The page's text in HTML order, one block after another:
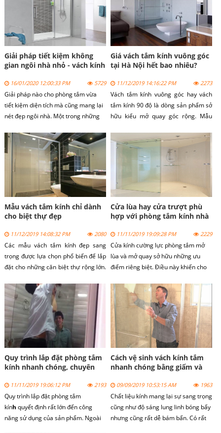
Giải pháp tiết kiệm không
gian ngôi nhà nhỏ - vách kính
16/01/2020 12:00:33 PM 5729
Giải pháp nào cho phòng tắm vừa
tiết kiệm diện tích mà cũng mang lại
nét đẹp ngôi nhà. Một trong những
tắm nhỏ.
Giá vách tắm kính vuông góc
tại Hà Nội hết bao nhiêu?
11/12/2019 14:16:22 PM 2273
Vách tắm kính vuông góc hay vách
tắm kính 90 độ là dòng sản phẩm sở
hữu kiểu mở quay góc rộng. Mẫu
tại nhiều công trình dân dụng khác
nhau. Lý do là vì dòng sản phẩm có
kết cấu tiện dụng với giá bán rất rẻ.
Mẫu vách tắm kính chỉ dành
cho biệt thự đẹp
11/12/2019 14:08:32 PM 2080
Các mẫu vách tắm kính đẹp sang
trọng được lựa chọn phổ biến để lắp
đặt cho những căn biệt thự rộng lớn.
chỉ mang vẻ chắc chắn từ kính mà
còn đẹp đến từ thiết kế.
Cửa lùa hay cửa trượt phù
hợp với phòng tắm kính nhà
11/11/2019 19:09:28 PM 2229
Cửa kính cường lực phòng tắm mở
lùa và mở quay sở hữu những ưu
điểm riêng biệt. Điều này khiến cho
nên lắp đặt dòng sản phẩm nào. Để
tìm được câu trả lời cho mình, bạn
cần căn cứ vào nhiều yếu tố khác
nhau.
Quy trình lắp đặt phòng tắm
kính nhanh chóng, chuyên
11/11/2019 19:06:12 PM 2193
Quy trình lắp đặt phòng tắm
kính quyết định rất lớn đến công
năng sử dụng của sản phẩm. Ngoài
Cách vệ sinh vách kính tắm
nhanh chóng bằng giấm và
09/09/2019 10:53:15 AM 1963
Chất liệu kính mang lại sự sang trọng
cũng như độ sáng lung linh bóng bẩy
nhưng cũng rất dễ bám bẩn. Có rất